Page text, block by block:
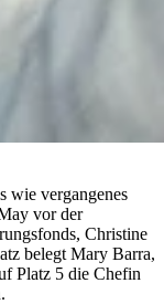
wie vergangenes
vor der
Christine
belegt Mary Barra,
Platz 5 die Chefin